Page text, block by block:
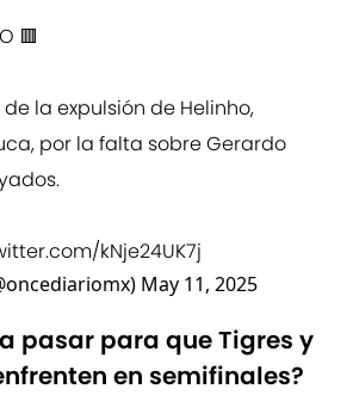
🟥
la expulsión de Helinho,
, por la falta sobre Gerardo
.
kNje24UK7j
May 11, 2025
pasar para que Tigres y
en semifinales?